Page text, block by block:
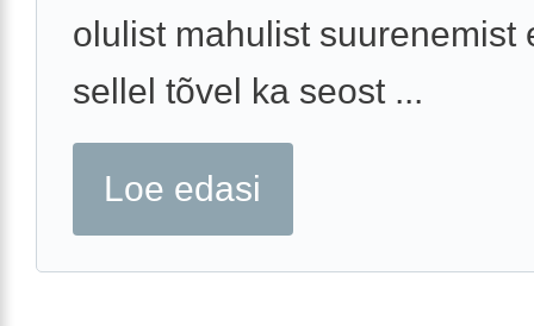
olulist mahulist suurenemist
sellel tõvel ka seost ...
Loe edasi